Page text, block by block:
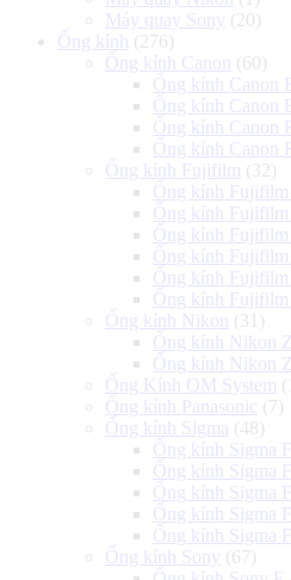
Máy quay Sony (20)
Ống kính
(276)
Ống kính Canon
(60)
Ống kính Canon
Ống kính Canon
Ống kính Canon
Ống kính Canon
Ống kính Fujifilm (32)
Ống kính Fujifilm
Ống kính Fujifilm
Ống kính Fujifilm
Ống kính Fujifilm
Ống kính Fujifilm
Ống kính
Ống kính Nikon
(31)
Ống kính Nikon Z
Ống kính Nikon
Ống Kính OM System
Ống kính Panasonic (7)
Ống kính Sigma (48)
Ống kính Sigma
Ống kính Sigma
Ống kính Sigma
Ống kính Sigma
Ống kính Sigma
Ống kính Sony (67)